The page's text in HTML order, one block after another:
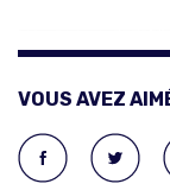
VOUS AVEZ